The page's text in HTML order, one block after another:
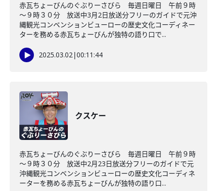
赤瓦ちょーびんのぐぶりーさびら 毎週日曜日 午前９時
～９時３０分 放送中3月2日放送分フリーのガイドで元沖
縄観光コンベンションビューローの歴史文化コーディネー
ターを務める赤瓦ちょーびんが独特の語り口で...
2025.03.02|00:11:44
クスケー
赤瓦ちょーびんのぐぶりーさびら 毎週日曜日 午前９時
～９時３０分 放送中2月23日放送分フリーのガイドで元
沖縄観光コンベンションビューローの歴史文化コーディネ
ーターを務める赤瓦ちょーびんが独特の語り口...